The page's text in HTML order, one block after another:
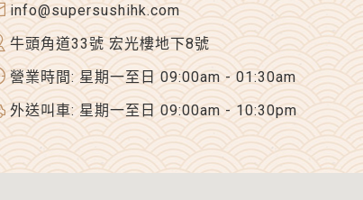
info@supersushihk.com
牛頭角道33號 宏光樓地下8號
營業時間: 星期一至日 09:00am - 01:30am
外送叫車: 星期一至日 09:00am - 10:30pm